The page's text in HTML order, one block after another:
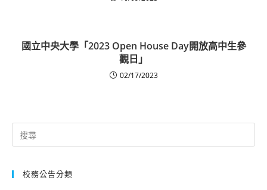
國立中央大學「2023 Open House Day開放高中生參
觀日」
02/17/2023
Search
for:
校務公告分類